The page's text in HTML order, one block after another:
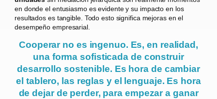
en donde el entusiasmo es evidente y su impacto en los
resultados es tangible. Todo esto significa mejoras en el
desempeño empresarial.
Cooperar no es ingenuo. Es, en realidad,
una forma sofisticada de construir
desarrollo sostenible. Es hora de cambiar
el tablero, las reglas y el lenguaje. Es hora
de dejar de perder, para empezar a ganar